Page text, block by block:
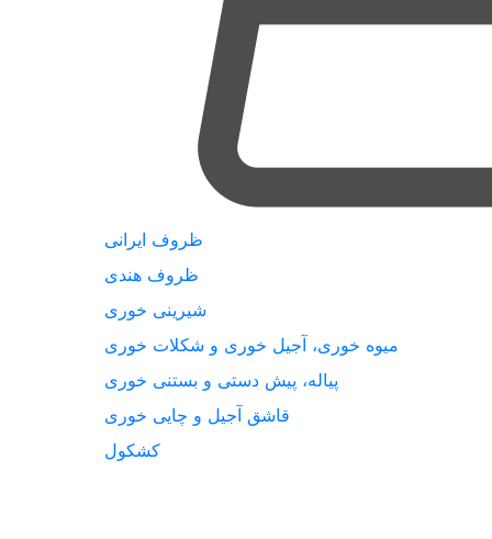
ظروف ایرانی
ظروف هندی
شیرینی خوری
میوه خوری، آجیل خوری و شکلات خوری
پیاله، پیش دستی و بستنی خوری
قاشق آجیل و چایی خوری
کشکول